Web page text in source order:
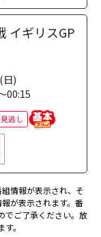
イギリスGP
)
00:15
逃し
情報が表示され、そ
が表示されます。番
でご了承ください。放
。